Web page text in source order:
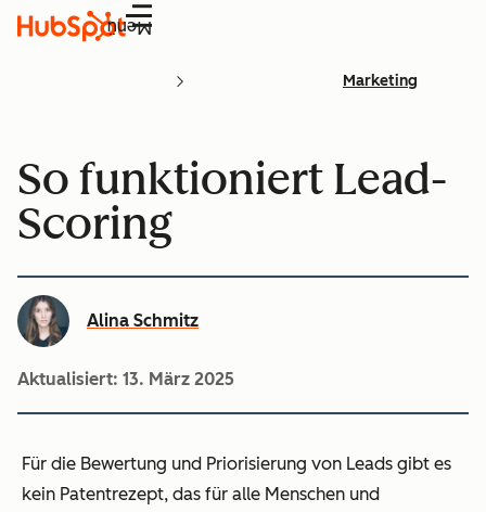
Menü
Marketing
So funktioniert Lead-
Scoring
Alina Schmitz
Aktualisiert: 13. März 2025
Für die Bewertung und Priorisierung von Leads gibt es
kein Patentrezept, das für alle Menschen und